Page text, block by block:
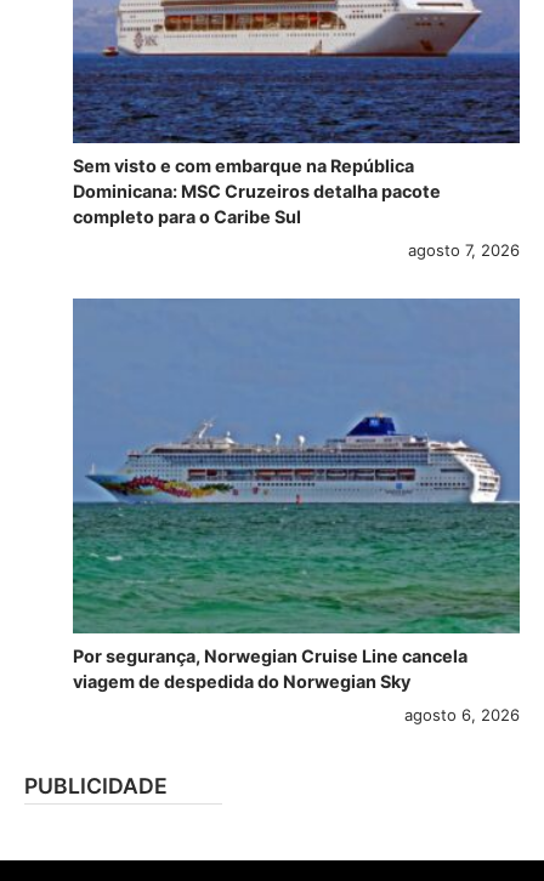
Sem visto e com embarque na República
Dominicana: MSC Cruzeiros detalha pacote
completo para o Caribe Sul
agosto 7, 2026
Por segurança, Norwegian Cruise Line cancela
viagem de despedida do Norwegian Sky
agosto 6, 2026
PUBLICIDADE